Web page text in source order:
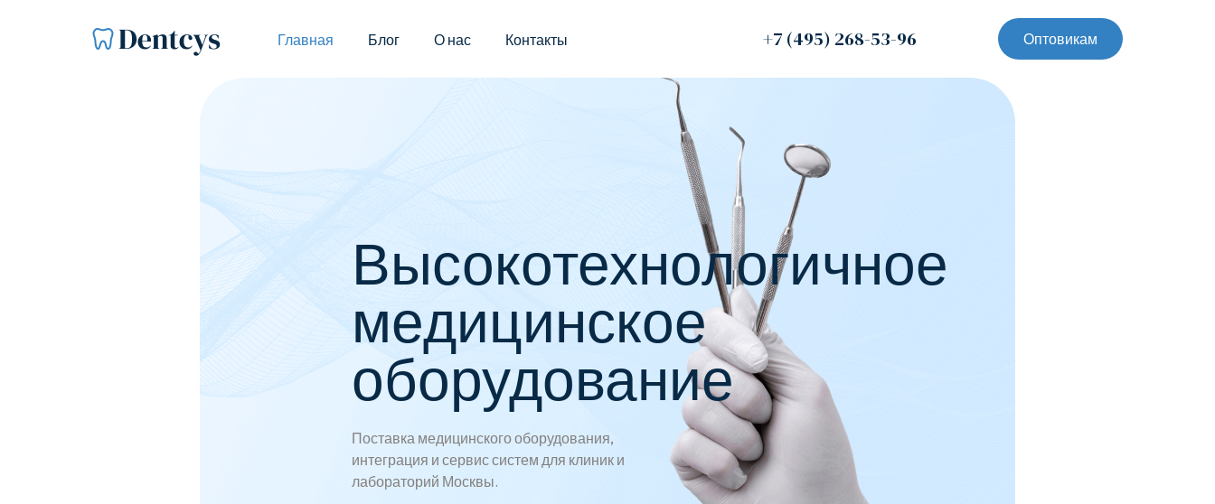
Главная Блог О нас Контакты +7 (495) 268-53-96 Оптовикам
Высокотехнологичное
медицинское
оборудование
Поставка медицинского оборудования,
интеграция и сервис систем для клиник и
лабораторий Москвы.